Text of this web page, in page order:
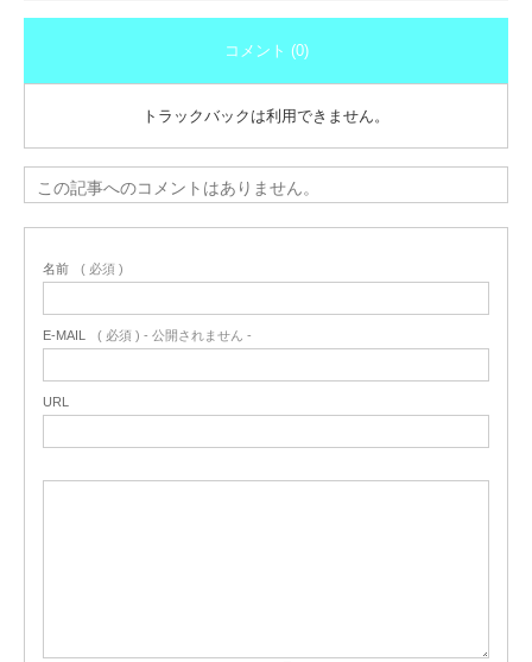
コメント (0)
トラックバックは利用できません。
この記事へのコメントはありません。
名前 ( 必須 )
E-MAIL ( 必須 ) - 公開されません -
URL